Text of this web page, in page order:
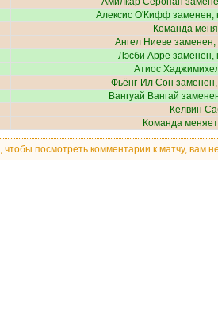
Алексис О'Киффзаменен,
Команда
Ангел Ниеве
Лэсби Арре заменен,
Атиос
Фьёнг-Ил Сон
Вангуай Вангай
Келвин
Команда
чтобы посмотреть комментарии к матчу, вам